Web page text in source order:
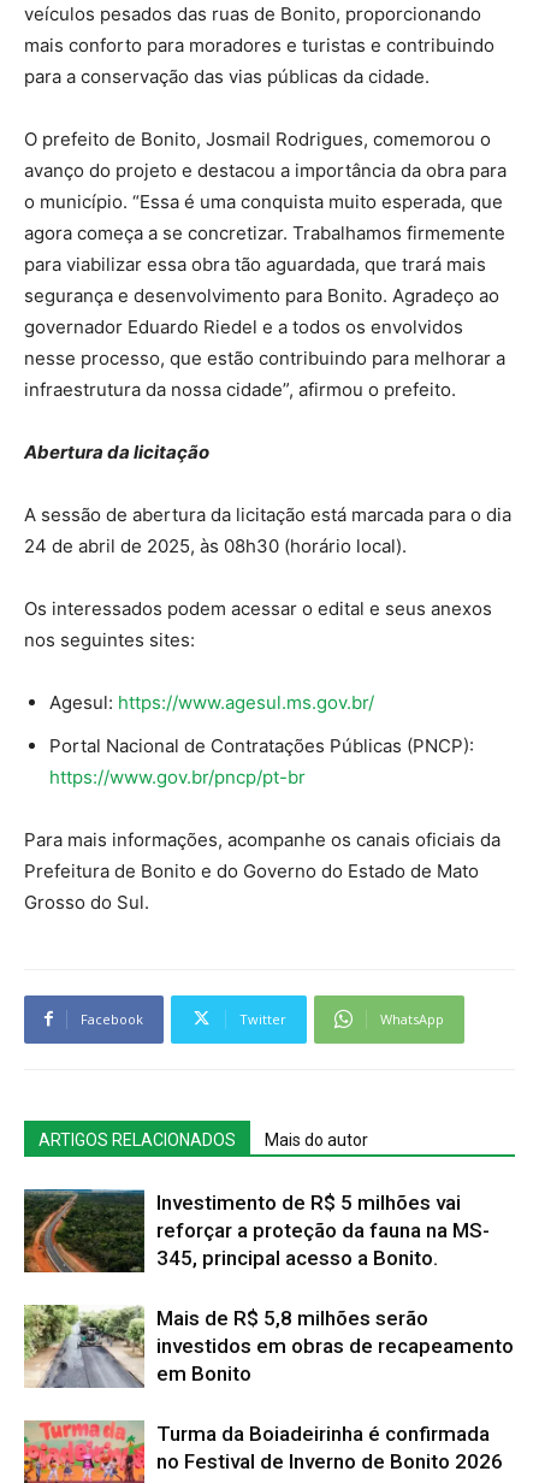
veículos pesados das ruas de Bonito, proporcionando
mais conforto para moradores e turistas e contribuindo
para a conservação das vias públicas da cidade.
O prefeito de Bonito, Josmail Rodrigues, comemorou o
avanço do projeto e destacou a importância da obra para
o município. “Essa é uma conquista muito esperada, que
agora começa a se concretizar. Trabalhamos firmemente
para viabilizar essa obra tão aguardada, que trará mais
segurança e desenvolvimento para Bonito. Agradeço ao
governador Eduardo Riedel e a todos os envolvidos
nesse processo, que estão contribuindo para melhorar a
infraestrutura da nossa cidade”, afirmou o prefeito.
Abertura da licitação
A sessão de abertura da licitação está marcada para o dia
24 de abril de 2025, às 08h30 (horário local).
Os interessados podem acessar o edital e seus anexos
nos seguintes sites:
Agesul: https://www.agesul.ms.gov.br/
Portal Nacional de Contratações Públicas (PNCP):
https://www.gov.br/pncp/pt-br
Para mais informações, acompanhe os canais oficiais da
Prefeitura de Bonito e do Governo do Estado de Mato
Grosso do Sul.
Facebook Twitter WhatsApp
ARTIGOS RELACIONADOS Mais do autor
Investimento de R$ 5 milhões vai
reforçar a proteção da fauna na MS-
345, principal acesso a Bonito.
Mais de R$ 5,8 milhões serão
investidos em obras de recapeamento
em Bonito
Turma da Boiadeirinha é confirmada
no Festival de Inverno de Bonito 2026